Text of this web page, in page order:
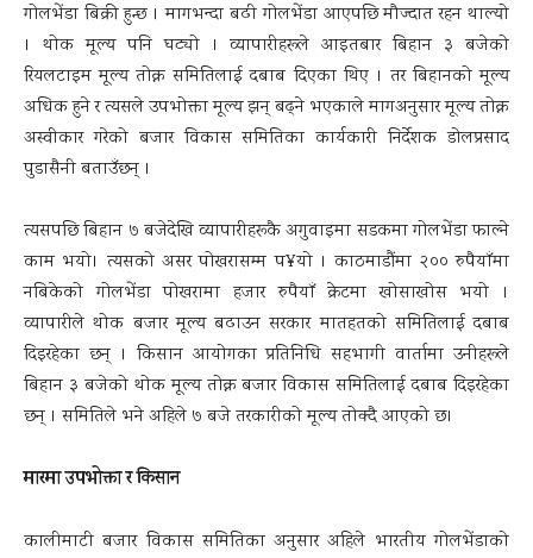
गोलभेंडा बिक्री हुन्छ । मागभन्दा बढी गोलभेंडा आएपछि मौज्दात रहन थाल्यो
। थोक मूल्य पनि घट्यो । व्यापारीहरूले आइतबार बिहान ३ बजेको
रियलटाइम मूल्य तोक्न समितिलाई दबाब दिएका थिए । तर बिहानको मूल्य
अधिक हुने र त्यसले उपभोक्ता मूल्य झन् बढ्ने भएकाले मागअनुसार मूल्य तोक्न
अस्वीकार गरेको बजार विकास समितिका कार्यकारी निर्देशक डोलप्रसाद
पुडासैनी बताउँछन् ।
त्यसपछि बिहान ७ बजेदेखि व्यापारीहरूकै अगुवाइमा सडकमा गोलभेंडा फाल्ने
काम भयो। त्यसको असर पोखरासम्म प¥यो । काठमाडौंमा २०० रुपैयाँमा
नबिकेको गोलभेंडा पोखरामा हजार रुपैयाँ क्रेटमा खोसाखोस भयो ।
व्यापारीले थोक बजार मूल्य बढाउन सरकार मातहतको समितिलाई दबाब
दिइरहेका छन् । किसान आयोगका प्रतिनिधि सहभागी वार्तामा उनीहरूले
बिहान ३ बजेको थोक मूल्य तोक्न बजार विकास समितिलाई दबाब दिइरहेका
छन् । समितिले भने अहिले ७ बजे तरकारीको मूल्य तोक्दै आएको छ।
मारमा उपभोक्ता र किसान
कालीमाटी बजार विकास समितिका अनुसार अहिले भारतीय गोलभेंडाको